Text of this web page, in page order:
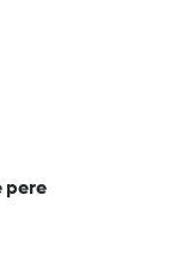
pere